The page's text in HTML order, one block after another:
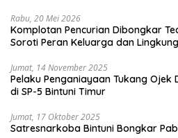
Rabu, 20 Mei 2026
Komplotan Pencurian Dibongkar
Soroti Peran Keluarga dan
Jumat, 14 November 2025
Pelaku Penganiayaan Tukang Ojek
di SP-5 Bintuni Timur
Jumat, 17 Oktober 2025
Satresnarkoba Bintuni Bongkar